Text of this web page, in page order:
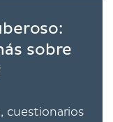
sobre
cuestionarios